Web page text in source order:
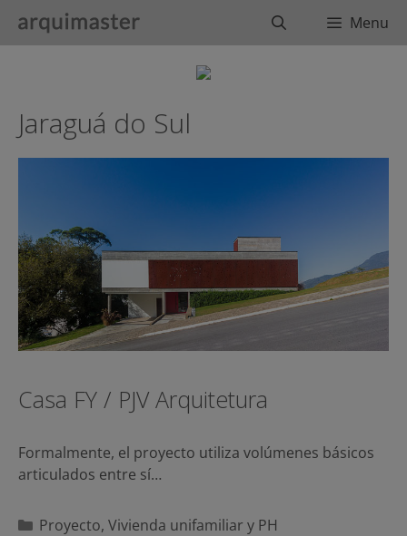
BuscarMenu
Jaraguá do Sul
Casa FY / PJV Arquitetura
Formalmente, el proyecto utiliza volúmenes básicos
articulados entre sí…
Categorías
Proyecto, Vivienda unifamiliar y PH